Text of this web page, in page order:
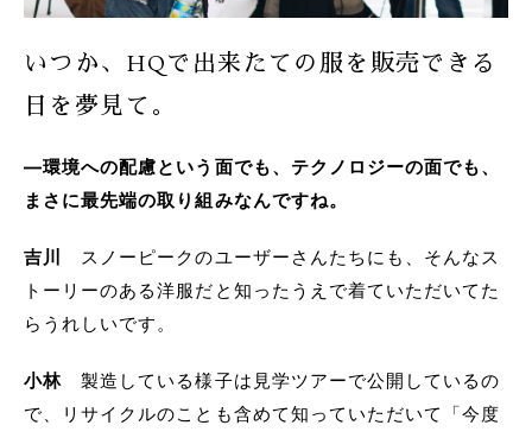
いつか、HQで出来たての服を販売できる
日を夢見て。
―環境への配慮という面でも、テクノロジーの面でも、
まさに最先端の取り組みなんですね。
吉川
スノーピークのユーザーさんたちにも、そんなス
トーリーのある洋服だと知ったうえで着ていただいてた
らうれしいです。
小林 製造している様子は見学ツアーで公開しているの
で、リサイクルのことも含めて知っていただいて「今度